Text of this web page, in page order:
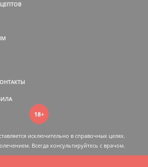
18+
исключительно в справочных целях.
Всегда консультируйтесь c врачом.